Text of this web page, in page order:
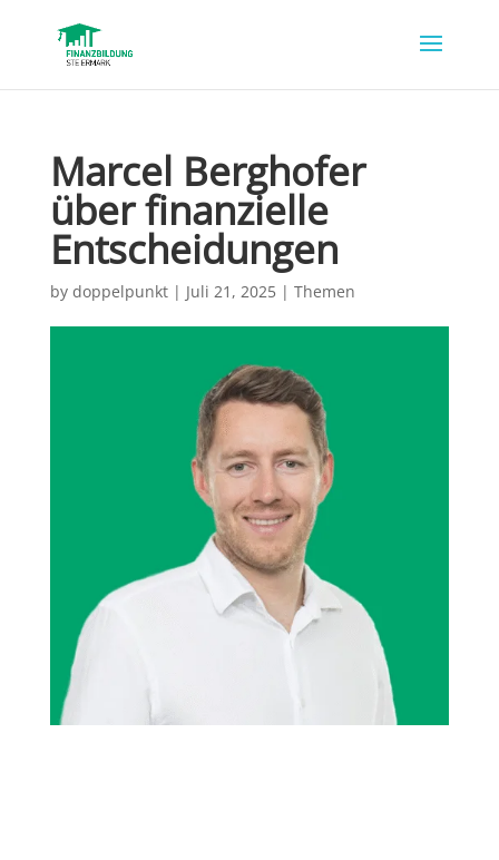
Marcel Berghofer
über finanzielle
Entscheidungen
by doppelpunkt| Juli 21, 2025| Themen